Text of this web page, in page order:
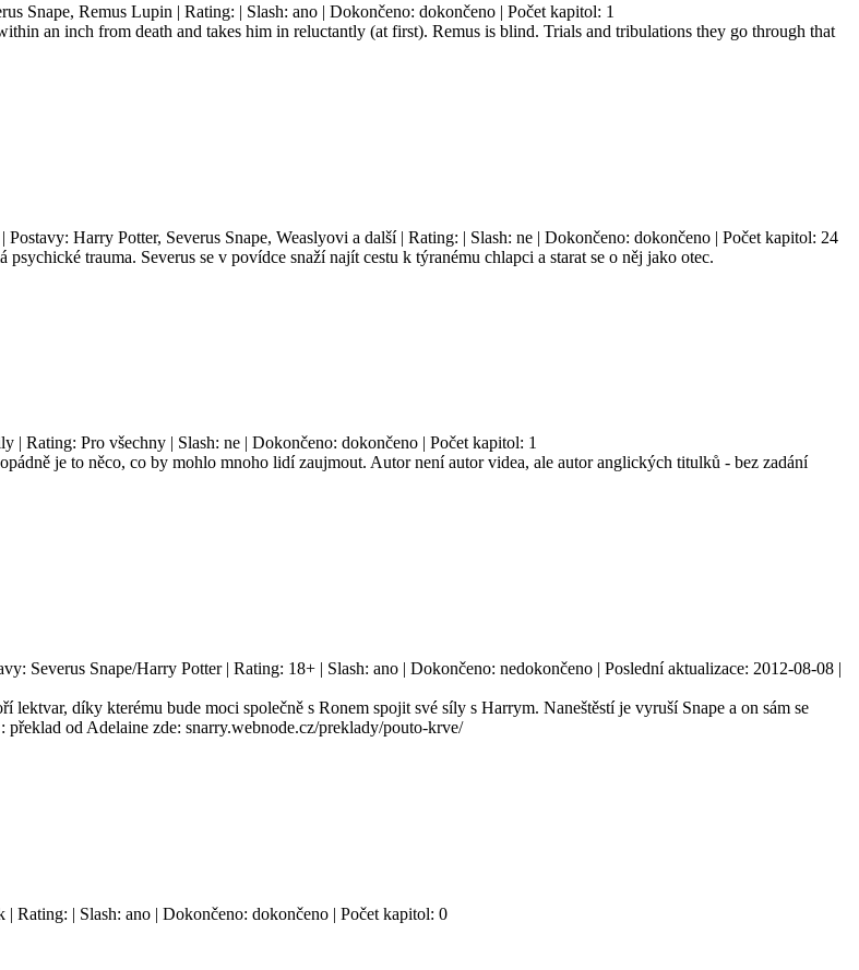
Snape, Remus Lupin | Rating: | Slash: ano | Dokončeno: dokončeno | Počet kapitol: 1
an inch from death and takes him in reluctantly (at first). Remus is blind. Trials and tribulations they go through that
| Postavy: Harry Potter, Severus Snape, Weaslyovi a další | Rating: | Slash: ne | Dokončeno: dokončeno | Počet kapitol: 24
trauma. Severus se v povídce snaží najít cestu k týranému chlapci a starat se o něj jako otec.
| Rating: Pro všechny | Slash: ne | Dokončeno: dokončeno | Počet kapitol: 1
je to něco, co by mohlo mnoho lidí zaujmout. Autor není autor videa, ale autor anglických titulků - bez zadání
Severus Snape/Harry Potter | Rating: 18+ | Slash: ano | Dokončeno: nedokončeno | Poslední aktualizace: 2012-08-08 |
díky kterému bude moci společně s Ronem spojit své síly s Harrym. Naneštěstí je vyruší Snape a on sám se
od Adelaine zde: snarry.webnode.cz/preklady/pouto-krve/
Rating: | Slash: ano | Dokončeno: dokončeno | Počet kapitol: 0